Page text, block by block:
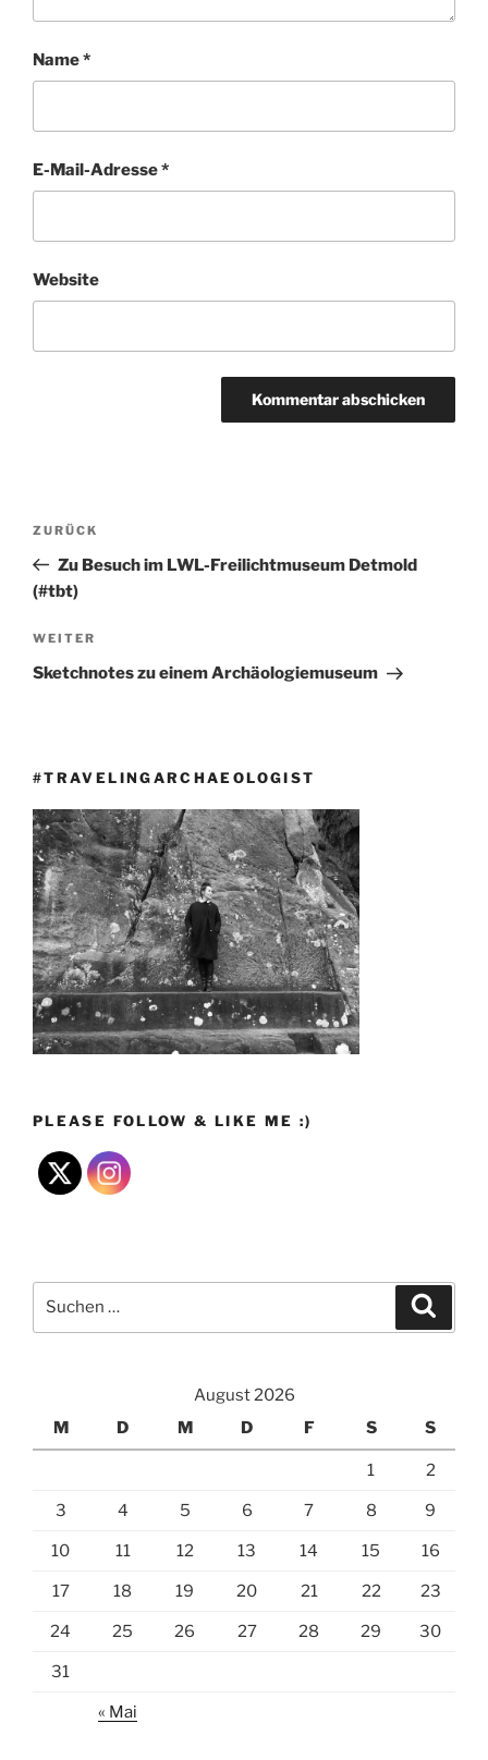
Name*
E-Mail-Adresse*
Website
Beitragsnavigation
Vorheriger
Beitrag
ZURÜCK
Zu Besuch im LWL-Freilichtmuseum Detmold
(#tbt)
Nächster
Beitrag
WEITER
Sketchnotes zu einem Archäologiemuseum
#TRAVELINGARCHAEOLOGIST
PLEASE FOLLOW & LIKE ME :)
nach:
August 2026
M
D M D F S S
1 2
3 4 5 6 7 8 9
10 11 12 13 14 15 16
17 18 19 20 21 22 23
24 25 26 27 28 29 30
31
« Mai